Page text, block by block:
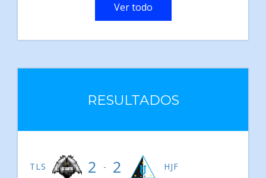
Ver todo
RESULTADOS
TLS 2 - 2 HJF